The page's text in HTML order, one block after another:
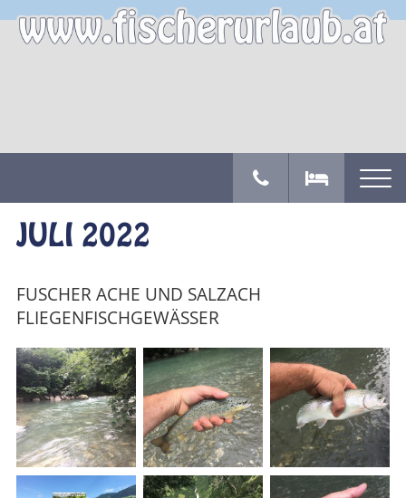
JULI 2022
FUSCHER ACHE UND SALZACH
FLIEGENFISCHGEWÄSSER